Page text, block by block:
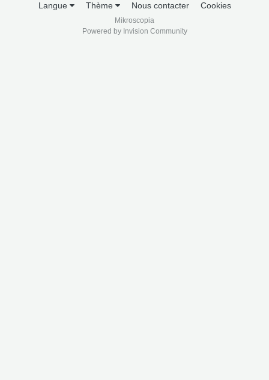
Langue Thème Nous contacter Cookies
Mikroscopia
Powered by Invision Community